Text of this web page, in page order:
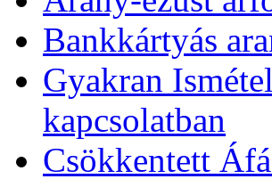
Bankkártyás
Gyakran
kapcsolatban
Csökkentett